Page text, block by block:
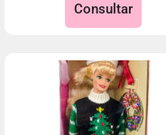
Consultar